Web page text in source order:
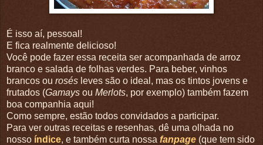
É isso aí, pessoal!
E fica realmente delicioso!
Você pode fazer essa receita ser acompanhada de arroz
branco e salada de folhas verdes. Para beber, vinhos
brancos ou rosés leves são o ideal, mas os tintos jovens e
frutados (Gamays ou Merlots, por exemplo) também fazem
boa companhia aqui!
Como sempre, estão todos convidados a participar.
Para ver outras receitas e resenhas, dê uma olhada no
nosso índice, e também curta nossa fanpage (que tem sido